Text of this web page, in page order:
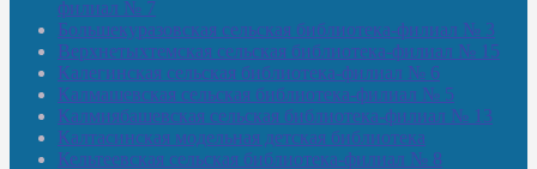
филиал № 7
Большекуразовская сельская библиотека-филиал № 3
Верхнетыхтемская сельская библиотека-филиал № 15
Калегинская сельская библиотека-филиал № 6
Калмашевская сельская библиотека-филиал № 5
Калмиябашевская сельская библиотека-филиал № 13
Калтасинская модельная детская библиотека
Кельтеевская сельская библиотека-филиал № 8